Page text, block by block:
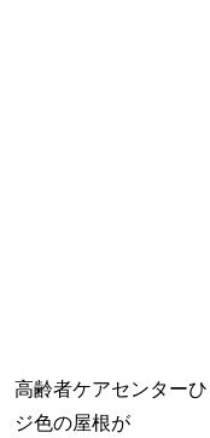
高齢者ケアセンター
ジ色の屋根が